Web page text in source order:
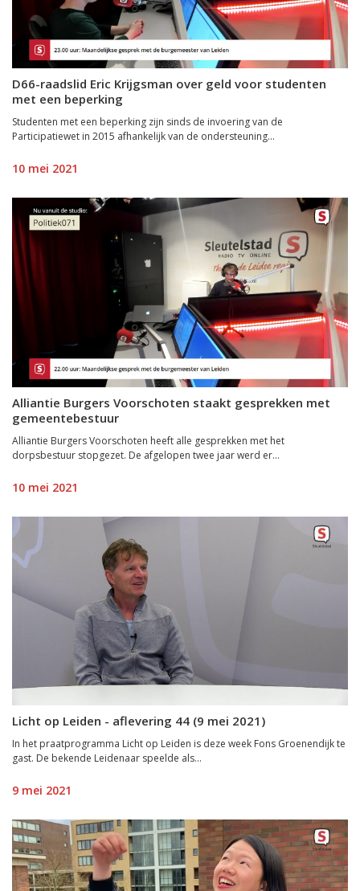
D66-raadslid Eric Krijgsman over geld voor studenten
met een beperking
Studenten met een beperking zijn sinds de invoering van de
Participatiewet in 2015 afhankelijk van de ondersteuning...
10 mei 2021
Alliantie Burgers Voorschoten staakt gesprekken met
gemeentebestuur
Alliantie Burgers Voorschoten heeft alle gesprekken met het
dorpsbestuur stopgezet. De afgelopen twee jaar werd er...
10 mei 2021
Licht op Leiden - aflevering 44 (9 mei 2021)
In het praatprogramma Licht op Leiden is deze week Fons Groenendijk te
gast. De bekende Leidenaar speelde als...
9 mei 2021